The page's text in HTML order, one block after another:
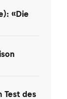
«Die
Test des